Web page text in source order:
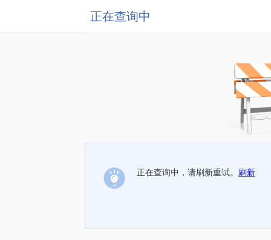
正在查询中
正在查询中，请刷新重试。 刷新